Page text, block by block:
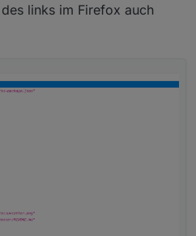
links im Firefox auch